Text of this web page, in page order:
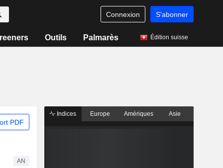
Connexion S'abonner
Outils Palmarès Édition suisse
PDF
AN
Indices Europe Amériques Asie